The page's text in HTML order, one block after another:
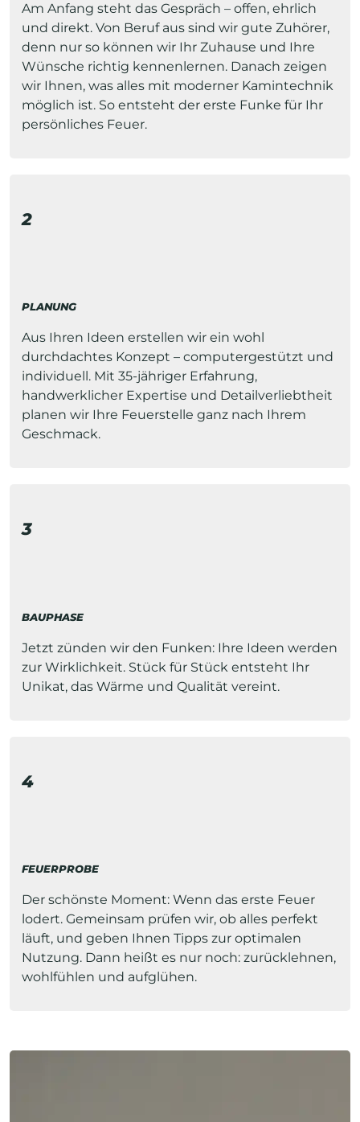
Am Anfang steht das Gespräch – offen, ehrlich
und direkt. Von Beruf aus sind wir gute Zuhörer,
denn nur so können wir Ihr Zuhause und Ihre
Wünsche richtig kennenlernen. Danach zeigen
wir Ihnen, was alles mit moderner Kamintechnik
möglich ist. So entsteht der erste Funke für Ihr
persönliches Feuer.
2
PLANUNG
Aus Ihren Ideen erstellen wir ein wohl
durchdachtes Konzept – computergestützt und
individuell. Mit 35-jähriger Erfahrung,
handwerklicher Expertise und Detailverliebtheit
planen wir Ihre Feuerstelle ganz nach Ihrem
Geschmack.
3
BAUPHASE
Jetzt zünden wir den Funken: Ihre Ideen werden
zur Wirklichkeit. Stück für Stück entsteht Ihr
Unikat, das Wärme und Qualität vereint.
4
FEUERPROBE
Der schönste Moment: Wenn das erste Feuer
lodert. Gemeinsam prüfen wir, ob alles perfekt
läuft, und geben Ihnen Tipps zur optimalen
Nutzung. Dann heißt es nur noch: zurücklehnen,
wohlfühlen und aufglühen.